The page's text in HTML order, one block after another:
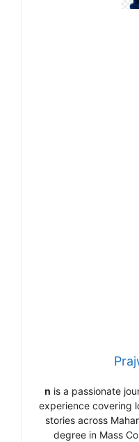
n is a passionate
experience covering
stories across
degree in Mass